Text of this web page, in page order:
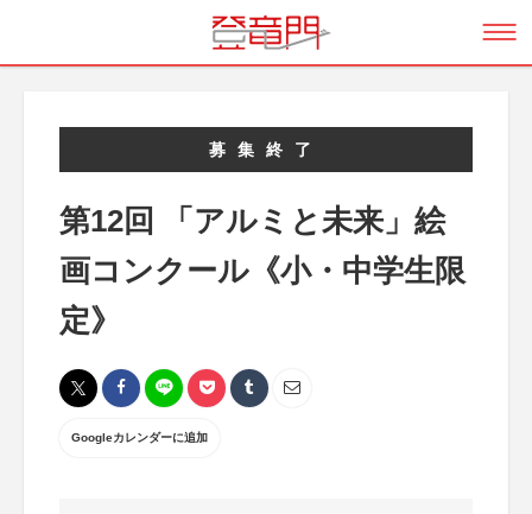
募集終了
第12回 「アルミと未来」絵
画コンクール《小・中学生限
定》
Googleカレンダーに追加